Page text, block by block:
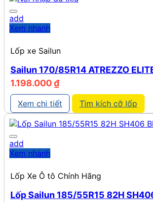
add
Xem nhanh
Lốp xe Sailun
Sailun 170/85R14 ATREZZO
1.198.000₫
Xem chi tiết Tìm kích cỡ lốp
add
Xem nhanh
Lốp Xe Ô tô Chính Hãng
Lốp Sailun 185/55R15 82H